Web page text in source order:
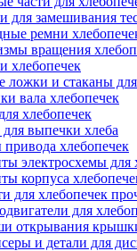
для замешивания
ремни
вращения
хлебопечек
ложки и стаканы для
вала хлебопечек
хлебопечек
выпечки хлеба
хлебопечек
электросхемы для
корпуса
для хлебопечек
для
открывания
и детали для